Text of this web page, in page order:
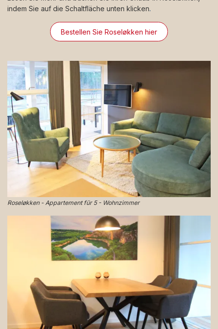
indem Sie auf die Schaltfläche unten klicken.
Bestellen Sie Roseløkken hier
Roseløkken - Appartement für 5 - Wohnzimmer